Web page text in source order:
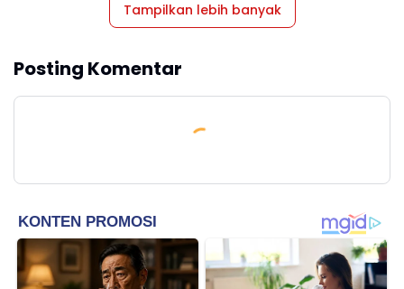
Tampilkan lebih banyak
Posting Komentar